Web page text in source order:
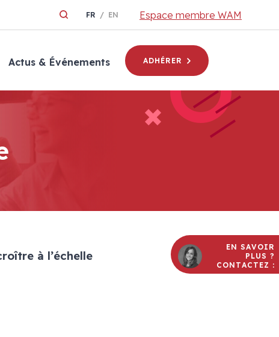
FR EN Espace membre WAM
Actus & Événements ADHÉRER
à l’échelle
EN SAVOIR
PLUS ?
CONTACTEZ :